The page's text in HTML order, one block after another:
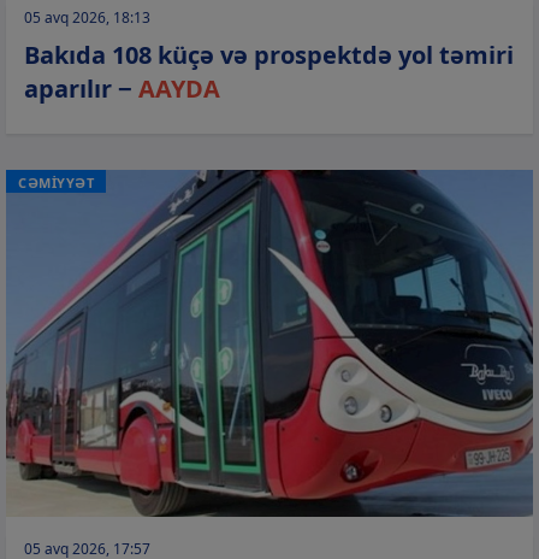
05 avq 2026, 18:13
Bakıda 108 küçə və prospektdə yol təmiri
aparılır − AAYDA
CƏMİYYƏT
05 avq 2026, 17:57